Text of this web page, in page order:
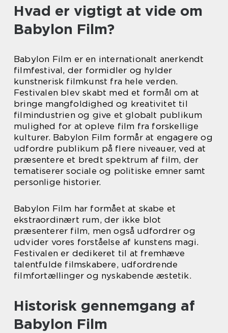
Hvad er vigtigt at vide om
Babylon Film?
Babylon Film er en internationalt anerkendt
filmfestival, der formidler og hylder
kunstnerisk filmkunst fra hele verden.
Festivalen blev skabt med et formål om at
bringe mangfoldighed og kreativitet til
filmindustrien og give et globalt publikum
mulighed for at opleve film fra forskellige
kulturer. Babylon Film formår at engagere og
udfordre publikum på flere niveauer, ved at
præsentere et bredt spektrum af film, der
tematiserer sociale og politiske emner samt
personlige historier.
Babylon Film har formået at skabe et
ekstraordinært rum, der ikke blot
præsenterer film, men også udfordrer og
udvider vores forståelse af kunstens magi.
Festivalen er dedikeret til at fremhæve
talentfulde filmskabere, udfordrende
filmfortællinger og nyskabende æstetik.
Historisk gennemgang af
Babylon Film